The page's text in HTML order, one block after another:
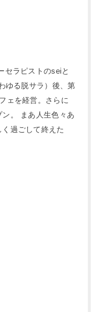
セラピストのseiと
ゆる脱サラ）後、第
ェを経営。さらに
。 まあ人生色々あ
過ごして終えた